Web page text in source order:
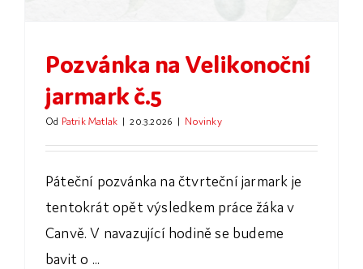
Pozvánka na Velikonoční
jarmark č.5
Od Patrik Matlak | 20.3.2026 | Novinky
Páteční pozvánka na čtvrteční jarmark je
tentokrát opět výsledkem práce žáka v
Canvě. V navazující hodině se budeme
bavit o ...